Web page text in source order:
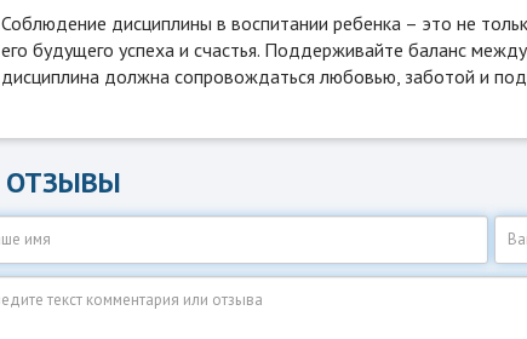
Соблюдение дисциплины в воспитании ребенка – это не
его будущего успеха и счастья. Поддерживайте баланс
дисциплина должна сопровождаться любовью, заботой и
ОТЗЫВЫ